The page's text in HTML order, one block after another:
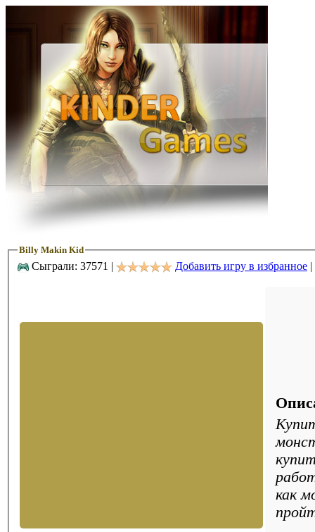
Billy Makin Kid
Сыграли: 37571 | Добавить игру в избранное |
как